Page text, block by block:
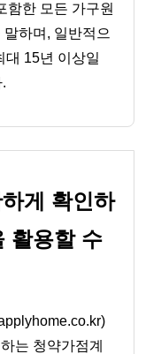
함한 모든 가구원
하며, 일반적으
대 15년 이상일
게 확인하
활용할 수
는 청약가점계